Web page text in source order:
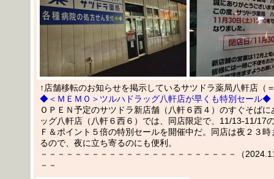
↑店舗移転のお知らせを掲示しているサツドラ薬局八軒店（
◆＜ＭＥＭＯ＞ツルハドラッグ八軒店が早くも特別セール◆
ＯＰＥＮ予定のサツドラ新店舗（八軒６西４）のすぐそば
ッグ八軒店（八軒６西６）では、同店限定で、11/13-11/17
Ｆ＆ポイント５倍の特別セールを開催中だ。同店は夜２３
るので、夜に立ち寄るのにも便利。
－－－－－－－－－－－－－－－－－－－－－－－（
－－